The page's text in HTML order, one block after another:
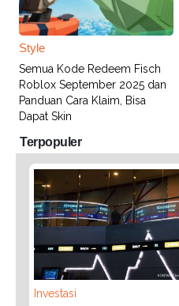
Style
Semua Kode Redeem Fisch
Roblox September 2025 dan
Panduan Cara Klaim, Bisa
Dapat Skin
Terpopuler
Investasi